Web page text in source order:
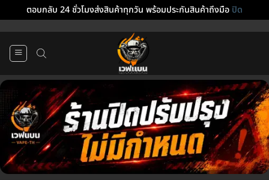
ตอบกลับ 24 ชั่วโมงส่งสินค้าทุกวัน พร้อมประกันสินค้าถึงมือปิด